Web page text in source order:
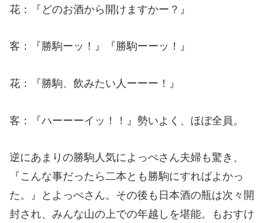
花：『どのお酒から開けますかー？』
客：『勝駒ーッ！』『勝駒ーーッ！』
花：『勝駒、飲みたい人ーーー！』
客：『ハーーーイッ！！』勢いよく、ほぼ全員。
逆にあまりの勝駒人気によっぺさん夫婦も驚き、
『こんな事だったら二本とも勝駒にすればよかっ
た。』とよっぺさん。その後も日本酒の瓶は次々開
封され、みんな山の上での年越しを堪能。もおすけ